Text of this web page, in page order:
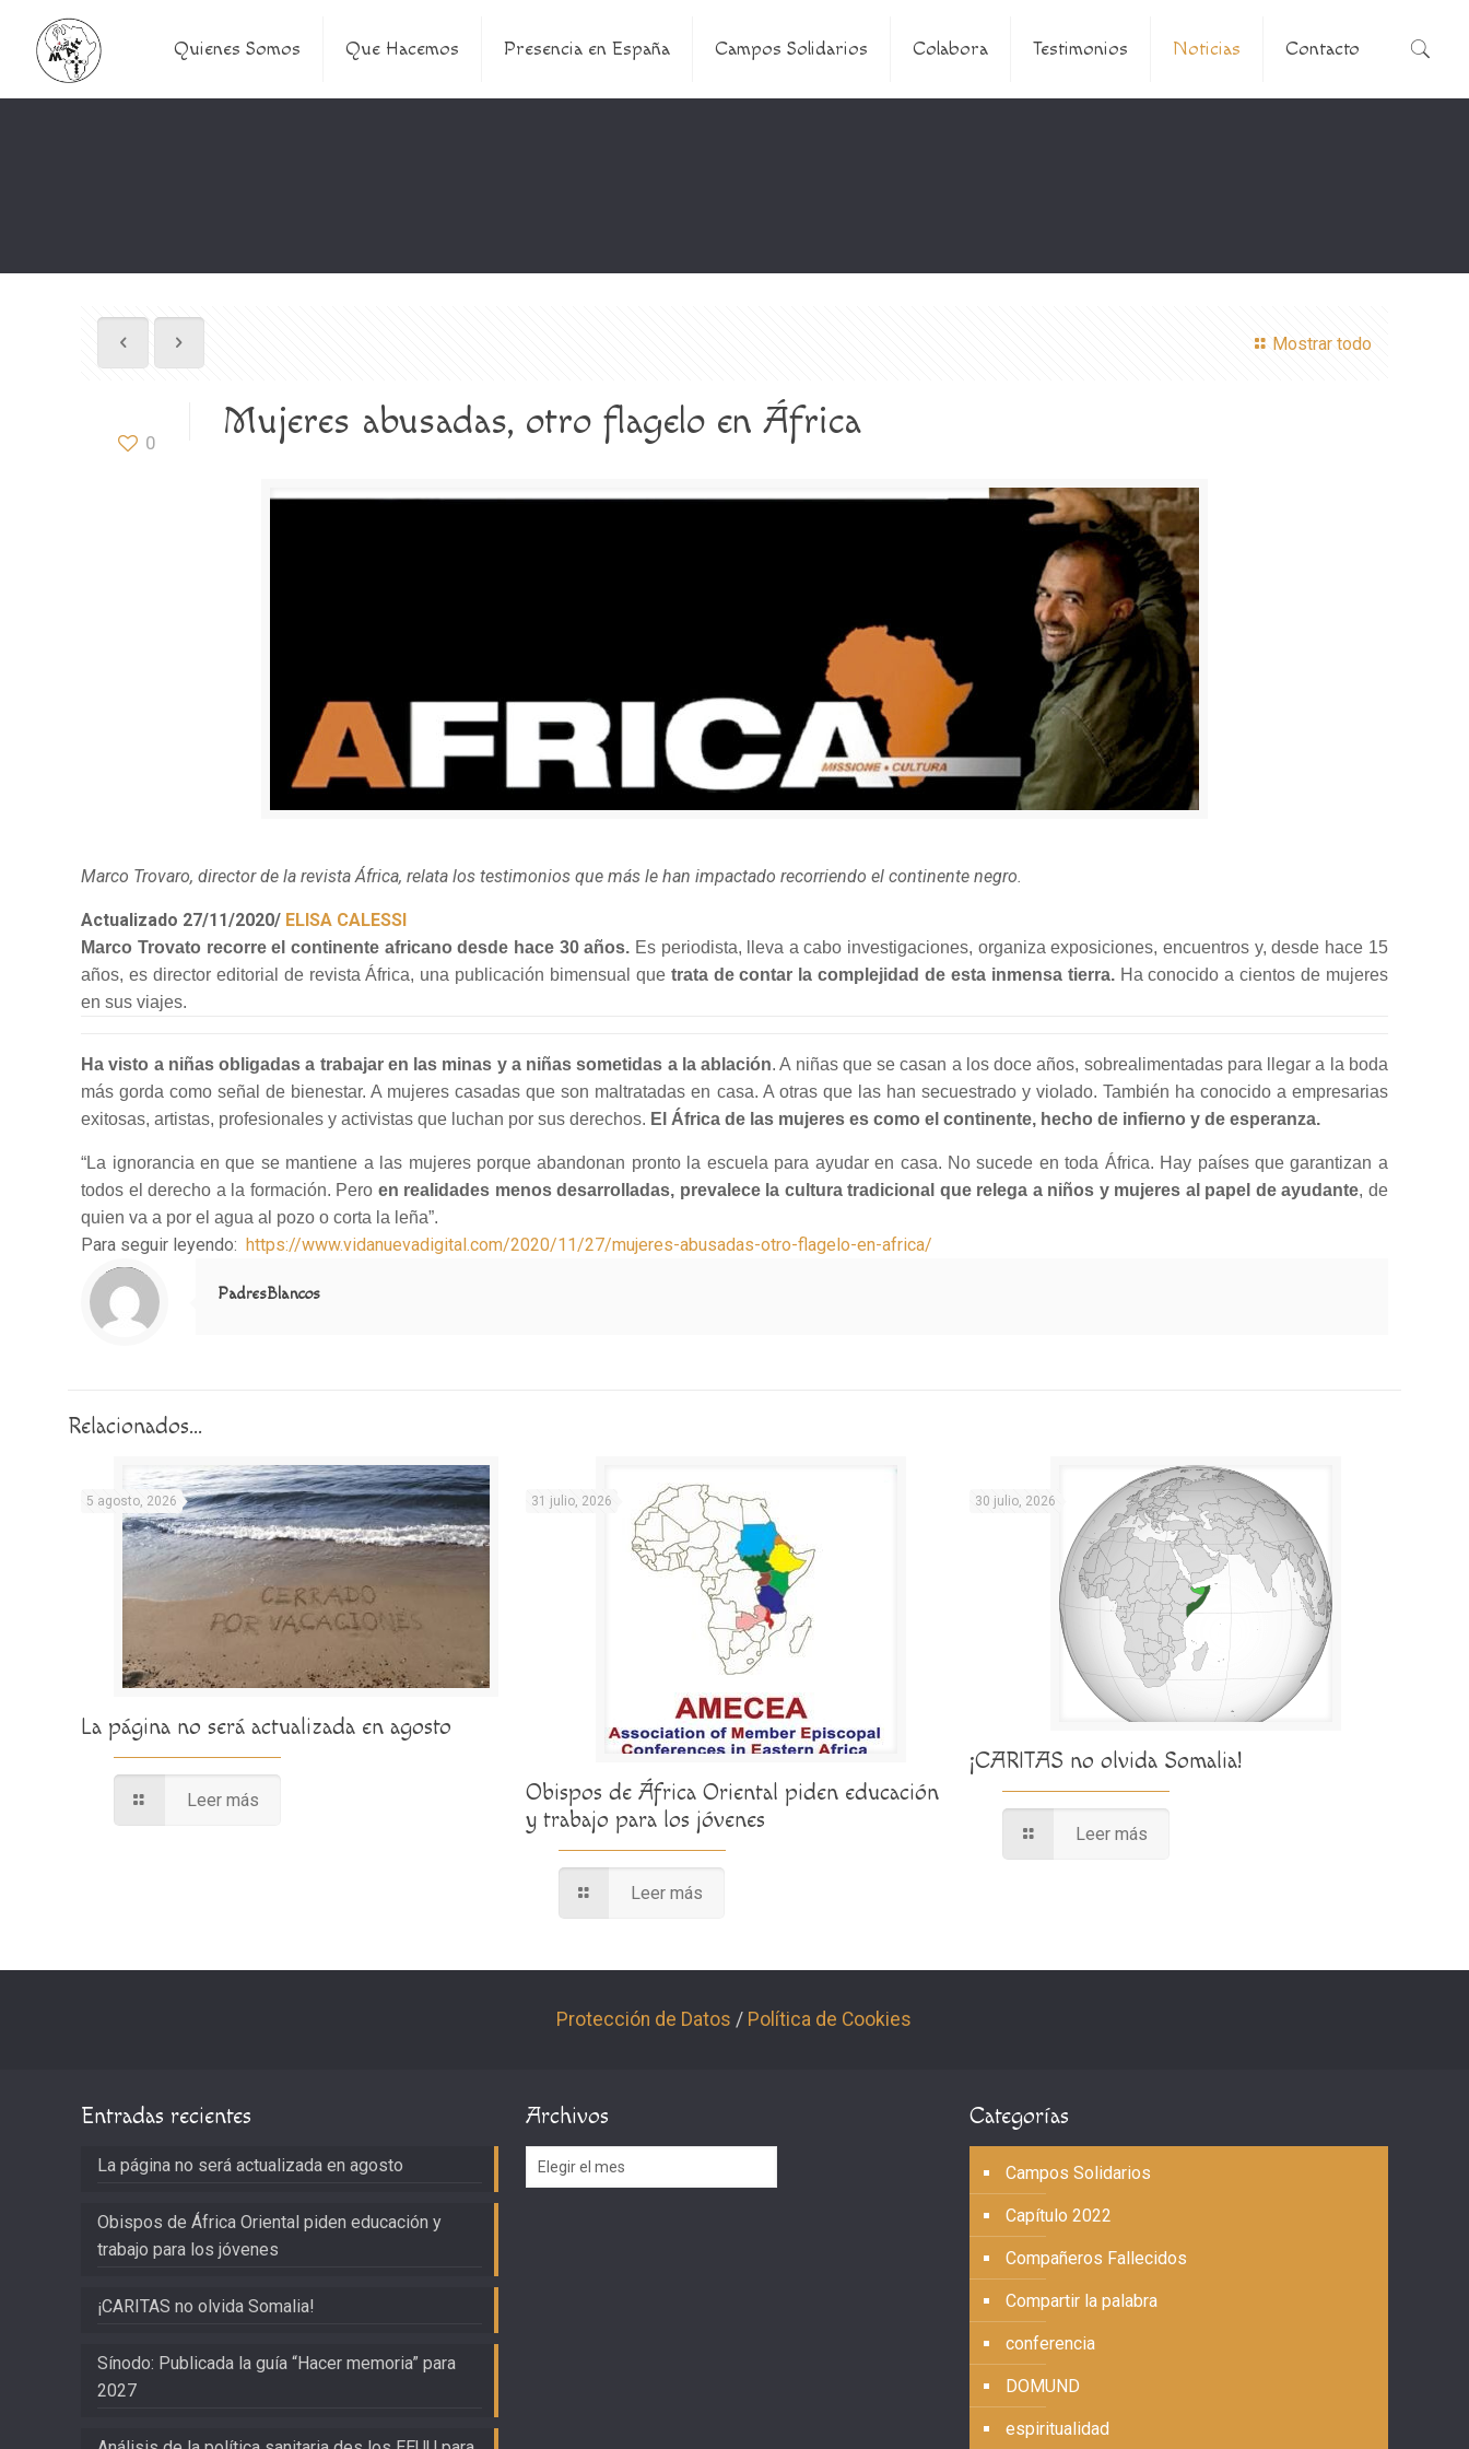
Quienes Somos Que Hacemos Presencia en España Campos Solidarios Colabora Testimonios Noticias Contacto
Mostrar todo
0 Mujeres abusadas, otro flagelo en África
Marco Trovaro, director de la revista África, relata los testimonios que más le han impactado recorriendo el continente negro.
Actualizado 27/11/2020/ ELISA CALESSI
Marco Trovato recorre el continente africano desde hace 30 años. Es periodista, lleva a cabo investigaciones, organiza exposiciones, encuentros y, desde hace 15
años, es director editorial de revista África, una publicación bimensual quetrata de contar la complejidad de esta inmensa tierra.Ha conocido a cientos de mujeres
en sus viajes.
Ha visto a niñas obligadas a trabajar en las minas y a niñas sometidas a la ablación. A niñas que se casan a los doce años, sobrealimentadas para llegar a la boda
más gorda como señal de bienestar. A mujeres casadas que son maltratadas en casa. A otras que las han secuestrado y violado. También ha conocido a empresarias
exitosas, artistas, profesionales y activistas que luchan por sus derechos. El África de las mujeres es como el continente, hecho de infierno y de esperanza.
“La ignorancia en que se mantiene a las mujeres porque abandonan pronto la escuela para ayudar en casa. No sucede en toda África. Hay países que garantizan a
todos el derecho a la formación. Pero en realidades menos desarrolladas, prevalece la cultura tradicional que relega a niños y mujeres al papel de ayudante, de
quien va a por el agua al pozo o corta la leña”.
Para seguir leyendo:https://www.vidanuevadigital.com/2020/11/27/mujeres-abusadas-otro-flagelo-en-africa/
Notice
: Trying to access array offset on value of type null in
/home/misioner/public_html/padresblancos/themes/betheme/includes/content-single.php
on line
286
PadresBlancos
Relacionados...
5 agosto, 2026
La página no será actualizada en agosto
Leer más
31 julio, 2026
Obispos de África Oriental piden educación
y trabajo para los jóvenes
Leer más
30 julio, 2026
¡CARITAS no olvida Somalia!
Leer más
Protección de Datos / Política de Cookies
Entradas recientes
La página no será actualizada en agosto
Obispos de África Oriental piden educación y
trabajo para los jóvenes
¡CARITAS no olvida Somalia!
Sínodo: Publicada la guía “Hacer memoria” para
2027
Archivos
Archivos
Categorías
Campos Solidarios
Capítulo 2022
Compañeros Fallecidos
Compartir la palabra
conferencia
DOMUND
espiritualidad